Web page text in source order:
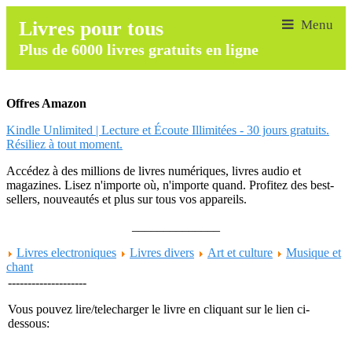
Livres pour tous
Plus de 6000 livres gratuits en ligne
Offres Amazon
Kindle Unlimited | Lecture et Écoute Illimitées - 30 jours gratuits.
Résiliez à tout moment.
Accédez à des millions de livres numériques, livres audio et
magazines. Lisez n'importe où, n'importe quand. Profitez des best-
sellers, nouveautés et plus sur tous vos appareils.
Livres electroniques
Livres divers Art et culture
Musique et
chant
--------------------
Vous pouvez lire/telecharger le livre en cliquant sur le lien ci-
dessous: